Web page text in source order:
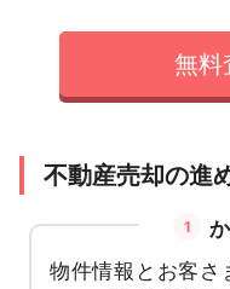
無料
不動産売却の進
1
物件情報とお客さ